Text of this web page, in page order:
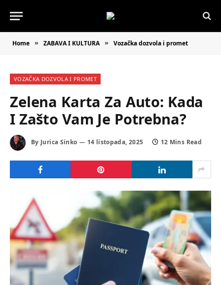
Home » ZABAVA I KULTURA » Vozačka dozvola i promet
VOZAČKA DOZVOLA I PROMET
Zelena Karta Za Auto: Kada
I Zašto Vam Je Potrebna?
By Jurica Sinko 14 listopada, 2025 12 Mins Read